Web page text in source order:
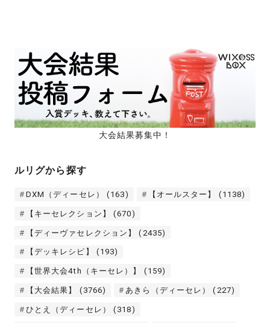
大会結果募集中！
ルリグから探す
DXM（ディーセレ） (163) 【オールスター】 (1138)
【キーセレクション】 (670)
【ディーヴァセレクション】 (2435)
【デッキレシピ】 (193)
【世界大会4th（キーセレ）】 (159)
【大会結果】 (3766) あきら（ディーセレ） (227)
ひとえ（ディーセレ） (318)